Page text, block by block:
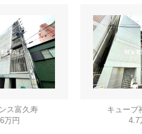
ス富久寿
万円
キューブ
4.7